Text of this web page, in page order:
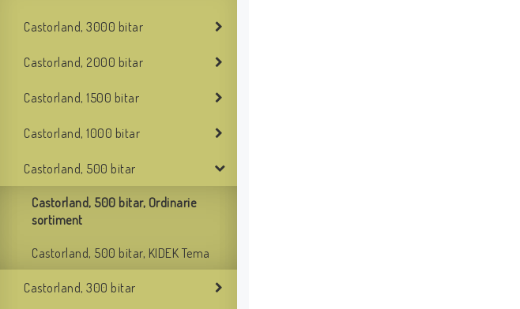
Castorland, 3000 bitar
Castorland, 2000 bitar
Castorland, 1500 bitar
Castorland, 1000 bitar
Castorland, 500 bitar
Castorland, 500 bitar, Ordinarie
sortiment
Castorland, 500 bitar, KIDEK Tema
Castorland, 300 bitar